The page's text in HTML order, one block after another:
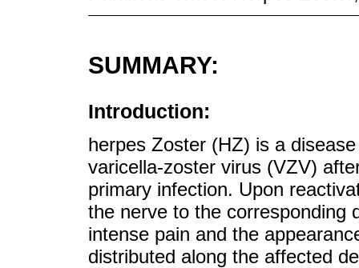
SUMMARY:
Introduction:
herpes Zoster (HZ) is a
varicella-zoster virus (VZV)
primary infection. Upon
the nerve to the corresponding
intense pain and the
distributed along the affected